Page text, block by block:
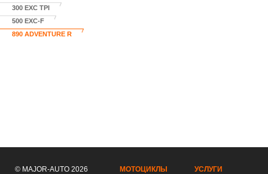
300 EXC TPI
500 EXC-F
890 ADVENTURE R
© MAJOR-AUTO 2026
МОТОЦИКЛЫ
УСЛУГИ